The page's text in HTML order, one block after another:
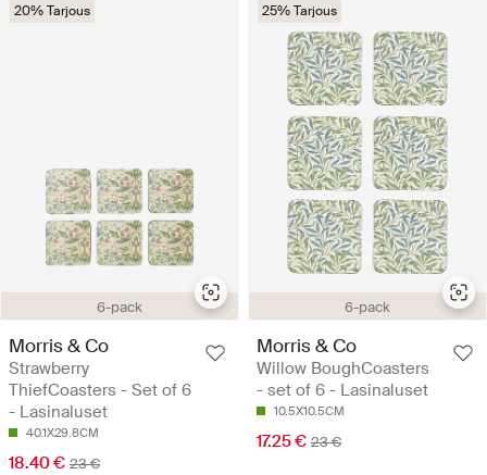
6-pack
20% Tarjous
Morris & Co
Strawberry
ThiefCoasters - Set of 6
- Lasinaluset
40.1X29.8CM
18.40 € 23 €
6-pack
25% Tarjous
Morris & Co
Willow BoughCoasters
- set of 6 - Lasinaluset
10.5X10.5CM
17.25 € 23 €